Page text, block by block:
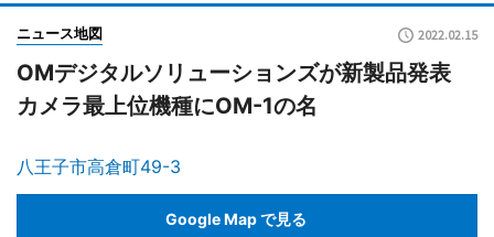
ニュース地図 2022.02.15
OMデジタルソリューションズが新製品発表
カメラ最上位機種にOM-1の名
八王子市高倉町49-3
Google Map で見る